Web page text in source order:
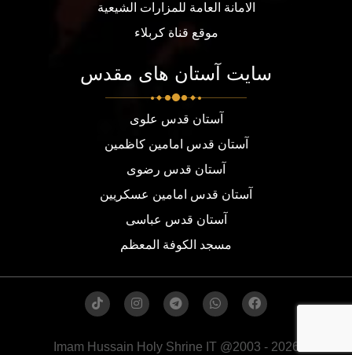
الامانة العامة للمزارات الشيعية
موقع قناة كربلاء
سایت آستان های مقدس
آستان قدس علوی
آستان قدس امامین کاظمین
آستان قدس رضوی
آستان قدس امامین عسکریین
آستان قدس عباسی
مسجد الكوفة المعظم
Imam Hussain Holy Shrine IT @2003 - 2026